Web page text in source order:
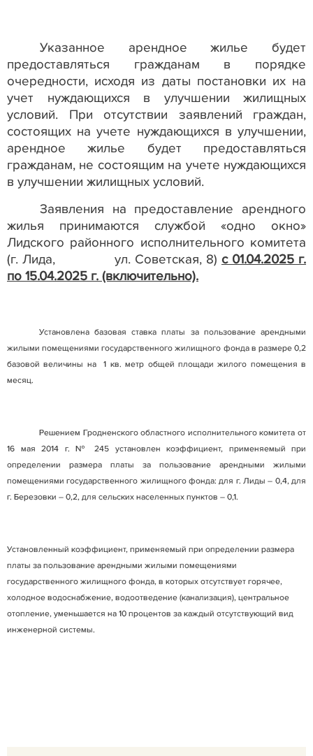
Указанное арендное жилье будет
предоставляться гражданам в порядке
очередности, исходя из даты постановки их на
учет нуждающихся в улучшении жилищных
условий. При отсутствии заявлений граждан,
состоящих на учете нуждающихся в улучшении,
арендное жилье будет предоставляться
гражданам, не состоящим на учете нуждающихся
в улучшении жилищных условий.
Заявления на предоставление арендного
жилья принимаются службой «одно окно»
Лидского районного исполнительного комитета
(г. Лида,
ул. Советская, 8) с 01.04.2025 г.
по 15.04.2025 г. (включительно).
Установлена базовая ставка платы за пользование арендными
жилыми помещениями государственного жилищного фонда в размере 0,2
базовой величины на
1 кв. метр общей площади жилого помещения в
месяц.
Решением Гродненского областного исполнительного комитета от
16 мая 2014 г. № 245 установлен коэффициент, применяемый при
определении размера платы за пользование арендными жилыми
помещениями государственного жилищного фонда: для г. Лиды – 0,4, для
г. Березовки – 0,2, для сельских населенных пунктов – 0,1.
Установленный коэффициент, применяемый при определении размера
платы за пользование арендными жилыми помещениями
государственного жилищного фонда, в которых отсутствует горячее,
холодное водоснабжение, водоотведение (канализация), центральное
отопление, уменьшается на 10 процентов за каждый отсутствующий вид
инженерной системы.